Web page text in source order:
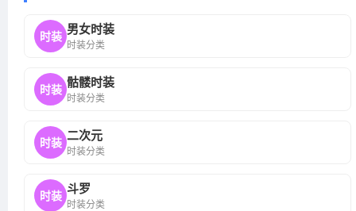
时装 男女时装
时装分类
时装 骷髅时装
时装分类
时装 二次元
时装分类
时装 斗罗
时装分类